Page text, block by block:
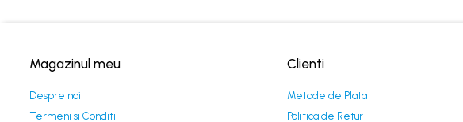
Șosete, mănuși, căciuli neopren
Jachete impermeabile
Magazinul meu
Despre noi
Termeni si Conditii
Clienti
Metode de Plata
Politica de Retur